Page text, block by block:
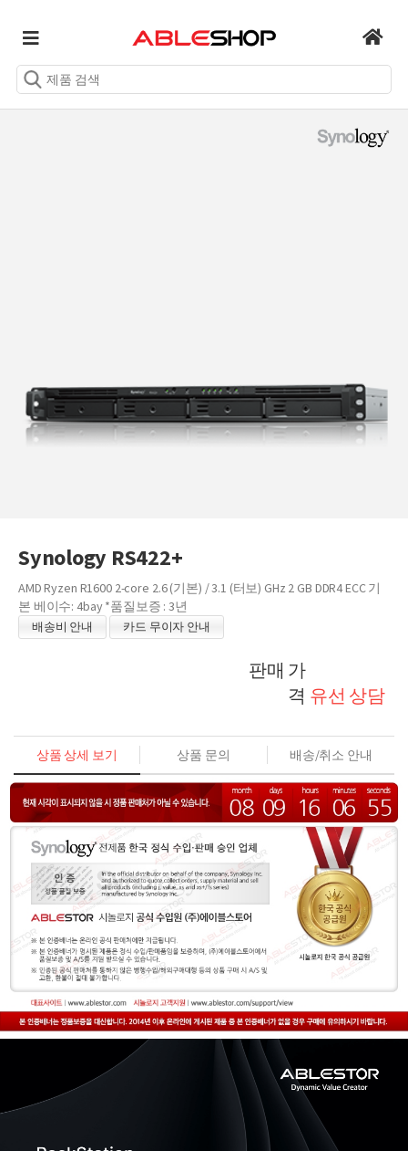
Synology RS422+
AMD Ryzen R1600 2-core 2.6 (기본) / 3.1 (터보) GHz 2 GB DDR4 ECC 기
본 베이수: 4bay *품질보증 : 3년
배송비 안내 카드 무이자 안내
판매 가
격 유선 상담
상품 상세 보기 상품 문의 배송/취소 안내